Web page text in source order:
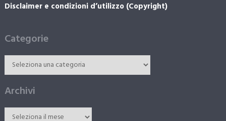
Disclaimer e condizioni d’utilizzo (Copyright)
Categorie
Archivi